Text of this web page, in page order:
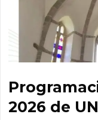
2026 de